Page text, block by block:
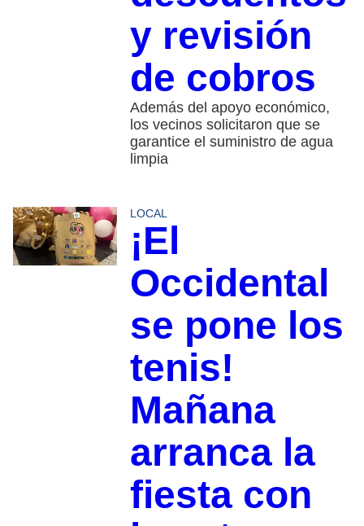
y revisión
de cobros
Además del apoyo económico,
los vecinos solicitaron que se
garantice el suministro de agua
limpia
LOCAL
¡El
Occidental
se pone los
tenis!
Mañana
arranca la
fiesta con